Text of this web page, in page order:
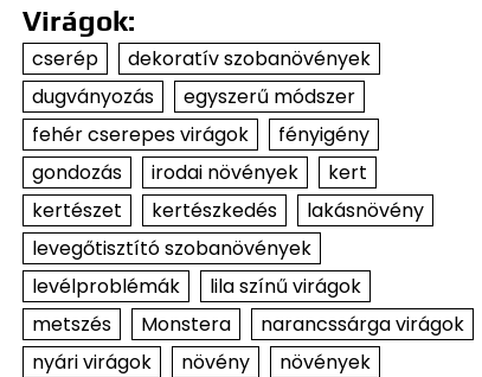
Virágok:
cserép
dekoratív szobanövények
dugványozás
egyszerű módszer
fehér cserepes virágok
fényigény
gondozás
irodai növények
kert
kertészet
kertészkedés
lakásnövény
levegőtisztító szobanövények
levélproblémák
lila színű virágok
metszés
Monstera
narancssárga virágok
nyári virágok
növény
növények